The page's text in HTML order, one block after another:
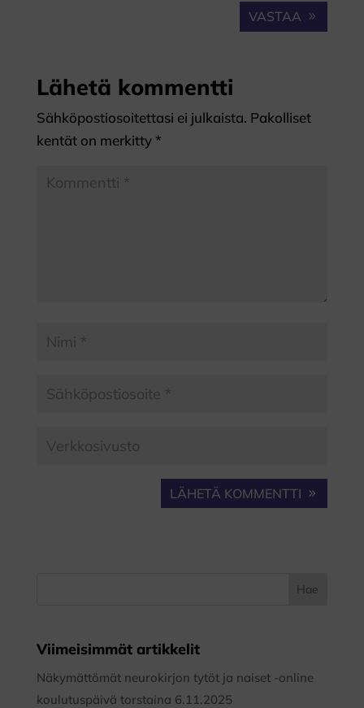
VASTAA
Lähetä kommentti
Sähköpostiosoitettasi ei julkaista. Pakolliset
kentät on merkitty *
LÄHETÄ KOMMENTTI
Viimeisimmät artikkelit
Näkymättömät neurokirjon tytöt ja naiset -online
koulutuspäivä torstaina 6.11.2025